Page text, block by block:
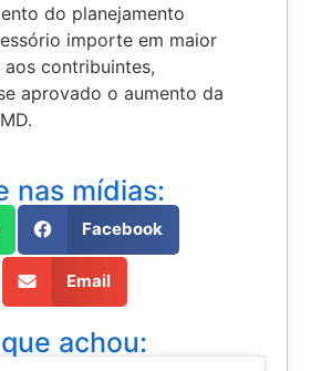
do planejamento
importe em maior
contribuintes,
aprovado o aumento da
nas mídias:
Facebook
Email
achou: